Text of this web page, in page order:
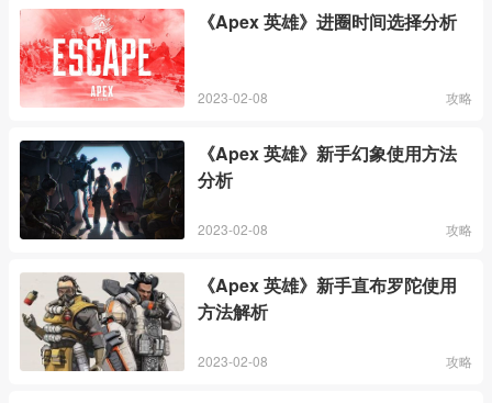
《Apex 英雄》进圈时间选择分析
2023-02-08 攻略
《Apex 英雄》新手幻象使用方法
分析
2023-02-08 攻略
《Apex 英雄》新手直布罗陀使用
方法解析
2023-02-08 攻略